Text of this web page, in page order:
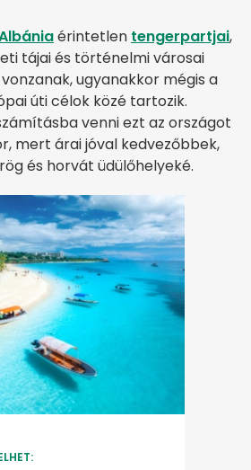
érintetlen tengerpartjai,
tájai és történelmi városai
ugyanakkor mégis a
úti célok közé tartozik.
venni ezt az országot
mert árai jóval kedvezőbbek,
és horvát üdülőhelyeké.